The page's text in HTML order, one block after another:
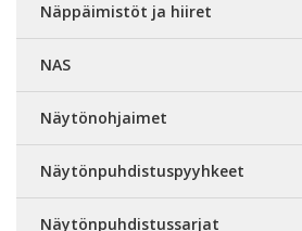
Näppäimistöt ja hiiret
NAS
Näytönohjaimet
Näytönpuhdistuspyyhkeet
Näytönpuhdistussarjat